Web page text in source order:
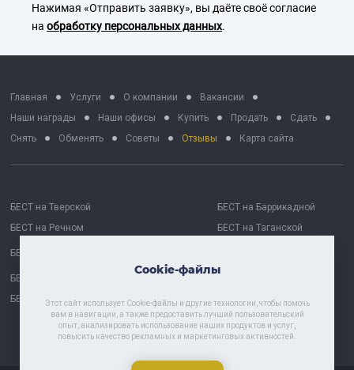
Нажимая «Отправить заявку», вы даёте своё согласие
наобработку персональных данных.
Главная Услуги О компании
Вакансии
Наши награды
Наши офисы Купить Продать
Сдать
Снять
Обменять Советы Отзывы Карта сайта
БЕСТ на Тверской
БЕСТ на Баррикадной
БЕСТ на Речном
БЕСТ на Таганской
БЕСТ Москва Сити
БЕСТ на Проспекте Мира
БЕСТ-Химки
Cookie-файлы
Этот сайт использует Cookie-файлы и другие технологии, чтобы помочь
вам в навигации, а также предоставить лучший пользовательский
опыт, анализировать использование наших продуктов и услуг,
повысить качество рекламных и маркетинговых активностей.